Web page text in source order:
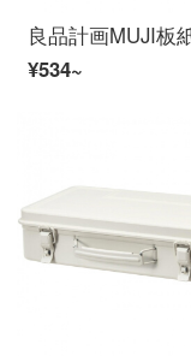
¥534~